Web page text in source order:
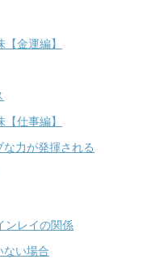
金運編】
仕事編】
力が発揮される
ンレイの関係
ない場合